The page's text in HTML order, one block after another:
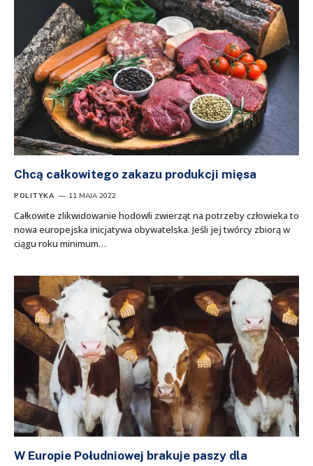
Chcą całkowitego zakazu produkcji mięsa
POLITYKA 11 MAJA 2022
Całkowite zlikwidowanie hodowli zwierząt na potrzeby człowieka to
nowa europejska inicjatywa obywatelska. Jeśli jej twórcy zbiorą w
ciągu roku minimum…
W Europie Południowej brakuje paszy dla